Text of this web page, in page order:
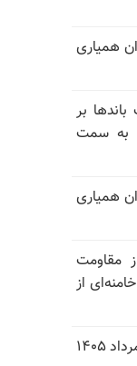
همیاری
بر
به سمت
همیاری
مقاومت
از